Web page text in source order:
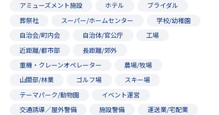
アミューズメント施設 ホテル
ブライダル
葬祭社
スーパー/ホームセンター
学校/幼稚園
自治会/町内会
自治体/官公庁
工場
近距離/都市部
長距離/郊外
重機・クレーンオペレーター
農場/牧場
山間部/林業
ゴルフ場
スキー場
テーマパーク/動物園
イベント運営
交通誘導／屋外警備
施設警備
運送業/宅配業